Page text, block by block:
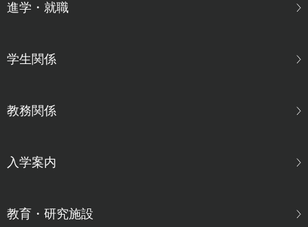
進学・就職
学生関係
教務関係
入学案内
教育・研究施設